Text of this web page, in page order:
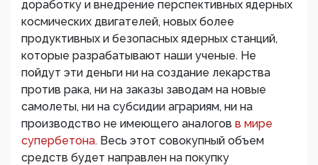
доработку и внедрение перспективных ядерных
космических двигателей, новых более
продуктивных и безопасных ядерных станций,
которые разрабатывают наши ученые. Не
пойдут эти деньги ни на создание лекарства
против рака, ни на заказы заводам на новые
самолеты, ни на субсидии аграриям, ни на
производство не имеющего аналогов в мире
супербетона. Весь этот совокупный объем
средств будет направлен на покупку